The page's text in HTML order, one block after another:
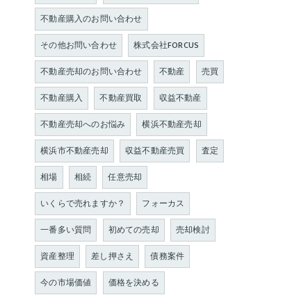
不動産購入のお問い合わせ
その他お問い合わせ
株式会社FORCUS
不動産売却のお問い合わせ
不動産
売買
不動産購入
不動産買取
収益不動産
不動産売却へのお悩み
横浜不動産売却
横浜市不動産売却
収益不動産売買
査定
相場
相続
任意売却
いくらで売れますか？
フォーカス
一番多い質問
初めての売却
売却検討
資産整理
差し押さえ
債務案件
今の市場価値
価格を決める